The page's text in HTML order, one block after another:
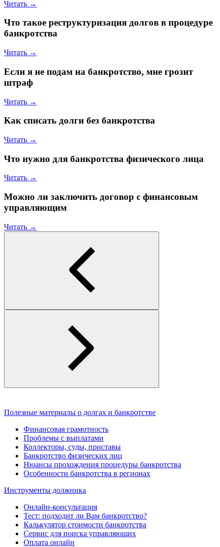
Читать →
Что такое реструктуризация долгов в процедуре
банкротства
Читать →
Если я не подам на банкротство, мне грозит
штраф
Читать →
Как списать долги без банкротства
Читать →
Что нужно для банкротства физического лица
Читать →
Можно ли заключить договор с финансовым
управляющим
Читать →
Полезные материалы о долгах и банкротстве
Финансовая грамотность
Проблемы с выплатами
Коллекторы, суды, приставы
Банкротство физических лиц
Нюансы прохождения процедуры банкротства
Особенности банкротства в регионах
Инструменты должника
Онлайн-консультация
Тест: подходит ли Вам банкротство?
Калькулятор стоимости банкротства
Сервис для поиска управляющих
Оплата онлайн